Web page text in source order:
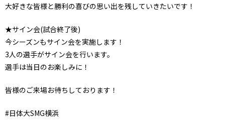
大好きな皆様と勝利の喜びの思い出を残していきたいです！
★サイン会(試合終了後)
今シーズンもサイン会を実施します！
3人の選手がサイン会を行います。
選手は当日のお楽しみに！
皆様のご来場お待ちしております！
#日体大SMG横浜